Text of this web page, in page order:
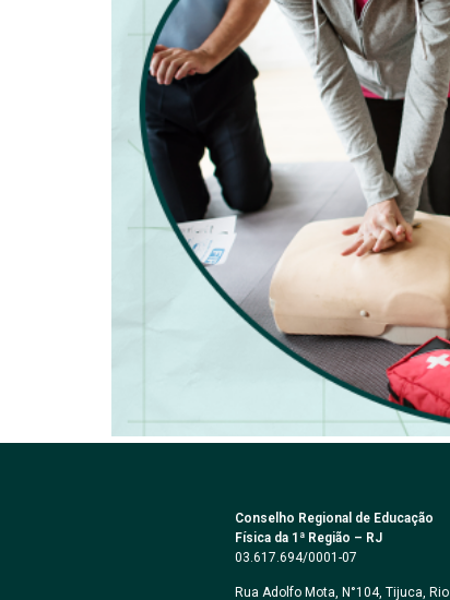
Conselho Regional de Educação
Física da 1ª Região – RJ
03.617.694/0001-07
Rua Adolfo Mota, N°104, Tijuca, Rio